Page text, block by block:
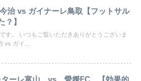
治 vs ガイナーレ鳥取【フットサル
？】
す。 いつもご覧いただきありがとうございま
vs ガイ...